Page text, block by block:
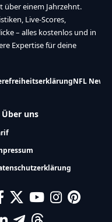
über einem Jahrzehnt.
Live-Scores,
– alles kostenlos und in
Expertise für deine
NFL News
Über uns